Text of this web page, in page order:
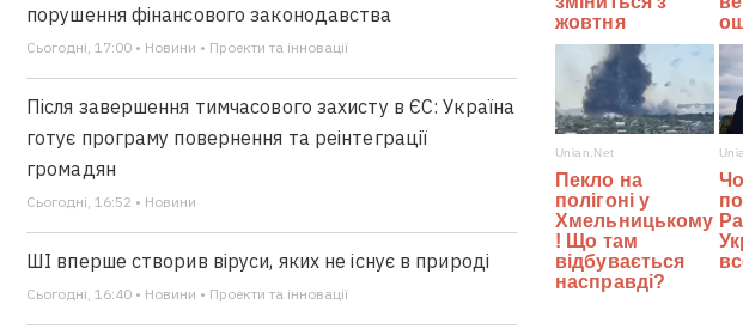
порушення фінансового законодавства
Сьогодні, 17:00 • Новини • Проекти та інновації
Після завершення тимчасового захисту в ЄС: Україна
готує програму повернення та реінтеграції
громадян
Сьогодні, 16:52 • Новини
ШІ вперше створив віруси, яких не існує в природі
Сьогодні, 16:40 • Новини • Проекти та інновації